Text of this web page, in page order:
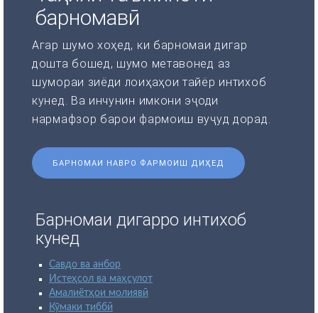
барномавӣ
Агар шумо хоҳед, ки барномаи дигар
дошта бошед, шумо метавонед аз
шумораи зиёди лоиҳаҳои тайёр интихоб
кунед. Ва инчунин имкони эҷоди
нармафзор барои фармоиш вуҷуд дорад.
БАРНОМАИ НАВРО ФАРМОИШ ДИҲЕД
Барномаи дигарро интихоб
кунед
Савдо ва анбор
Истеҳсол ва маҳсулот
Амалиётҳои молиявӣ
Кӯмаки тиббӣ